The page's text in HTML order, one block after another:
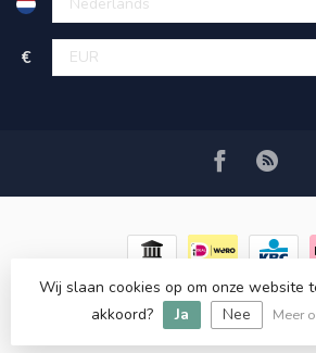
€
© Copyright 2026 RC COSMETICS-
Lightspeed design
Wij slaan cookies op om onze website
akkoord?
Ja Nee Meer